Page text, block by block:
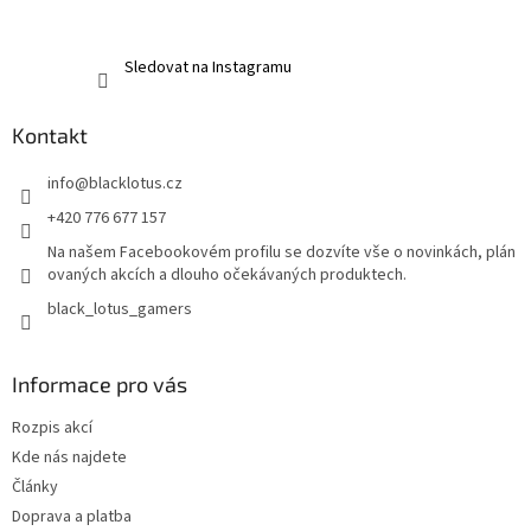
Sledovat na Instagramu
Kontakt
info@blacklotus.cz
+420 776 677 157
Na našem Facebookovém profilu se dozvíte vše o novinkách, plán
ovaných akcích a dlouho očekávaných produktech.
black_lotus_gamers
Informace pro vás
Rozpis akcí
Kde nás najdete
Články
Doprava a platba